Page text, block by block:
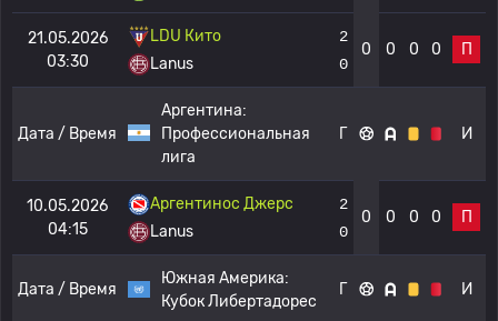
21.05.2026
03:30
LDU Кито
Lanus
2
0
0 0 0 0 П
Дата / Время
Аргентина:
Профессиональная
лига
Г И
10.05.2026
04:15
Аргентинос Джерс
Lanus
2
0
0 0 0 0 П
Дата / Время
Южная Америка:
Кубок Либертадорес
Г И